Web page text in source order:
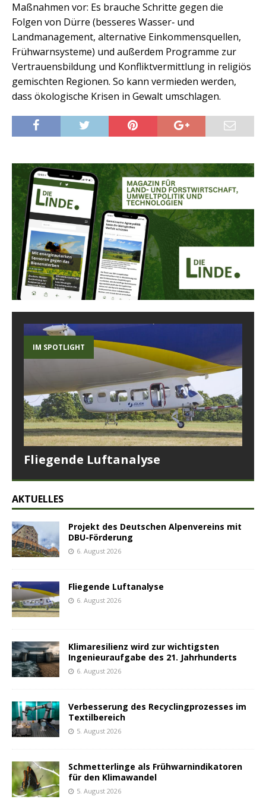
Maßnahmen vor: Es brauche Schritte gegen die
Folgen von Dürre (besseres Wasser‑ und
Landmanagement, alternative Einkommensquellen,
Frühwarnsysteme) und außerdem Programme zur
Vertrauensbildung und Konfliktvermittlung in religiös
gemischten Regionen. So kann vermieden werden,
dass ökologische Krisen in Gewalt umschlagen.
IM SPOTLIGHT
Fliegende Luftanalyse
AKTUELLES
Projekt des Deutschen Alpenvereins mit
DBU-Förderung
6. August 2026
Fliegende Luftanalyse
6. August 2026
Klimaresilienz wird zur wichtigsten
Ingenieuraufgabe des 21. Jahrhunderts
6. August 2026
Verbesserung des Recyclingprozesses im
Textilbereich
5. August 2026
Schmetterlinge als Frühwarnindikatoren
für den Klimawandel
5. August 2026